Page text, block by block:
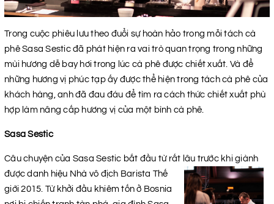
Trong cuộc phiêu lưu theo đuổi sự hoàn hảo trong mỗi tách cà
phê Sasa Sestic đã phát hiện ra vai trò quan trọng trong những
mùi hương dễ bay hơi trong lúc cà phê được chiết xuất. Và để
những hương vị phúc tạp ấy được thể hiện trong tách cà phê của
khách hàng, anh đã đau đáu để tìm ra cách thức chiết xuất phù
hợp làm nâng cấp hương vị của một bình cà phê.
Sasa Sestic
Câu chuyện của Sasa Sestic bắt đầu từ rất lâu trước khigiành
được danh hiệu Nhà vô địch Barista Thế
giới 2015. Từ khởi đầu khiêm tốn ở Bosnia